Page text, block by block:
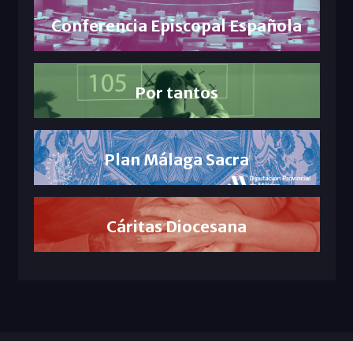
Conferencia Episcopal Española
Por tantos
Plan Málaga Sacra
Cáritas Diocesana